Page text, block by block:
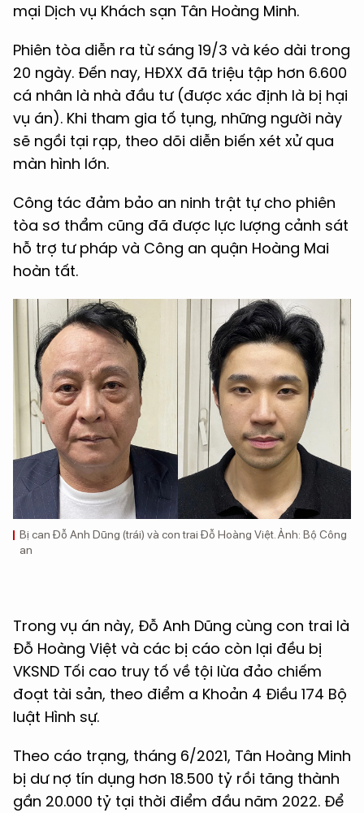
mại Dịch vụ Khách sạn Tân Hoàng Minh.
Phiên tòa diễn ra từ sáng 19/3 và kéo dài trong
20 ngày. Đến nay, HĐXX đã triệu tập hơn 6.600
cá nhân là nhà đầu tư (được xác định là bị hại
vụ án). Khi tham gia tố tụng, những người này
sẽ ngồi tại rạp, theo dõi diễn biến xét xử qua
màn hình lớn.
Công tác đảm bảo an ninh trật tự cho phiên
tòa sơ thẩm cũng đã được lực lượng cảnh sát
hỗ trợ tư pháp và Công an quận Hoàng Mai
hoàn tất.
Bị can Đỗ Anh Dũng (trái) và con trai Đỗ Hoàng Việt. Ảnh: Bộ Công
an
Trong vụ án này, Đỗ Anh Dũng cùng con trai là
Đỗ Hoàng Việt và các bị cáo còn lại đều bị
VKSND Tối cao truy tố về tội lừa đảo chiếm
đoạt tài sản, theo điểm a Khoản 4 Điều 174 Bộ
luật Hình sự.
Theo cáo trạng, tháng 6/2021, Tân Hoàng Minh
bị dư nợ tín dụng hơn 18.500 tỷ rồi tăng thành
gần 20.000 tỷ tại thời điểm đầu năm 2022. Để